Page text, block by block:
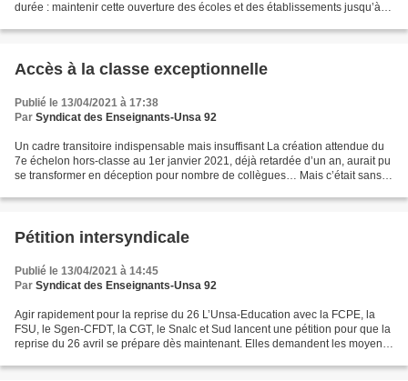
durée : maintenir cette ouverture des écoles et des établissements jusqu’à la
Accès à la classe exceptionnelle
Publié le 13/04/2021 à 17:38
Par Syndicat des Enseignants-Unsa 92
Un cadre transitoire indispensable mais insuffisant La création attendue du
7e échelon hors-classe au 1er janvier 2021, déjà retardée d’un an, aurait pu
se transformer en déception pour nombre de collègues… Mais c’était sans
Pétition intersyndicale
Publié le 13/04/2021 à 14:45
Par Syndicat des Enseignants-Unsa 92
Agir rapidement pour la reprise du 26 L’Unsa-Education avec la FCPE, la
FSU, le Sgen-CFDT, la CGT, le Snalc et Sud lancent une pétition pour que la
reprise du 26 avril se prépare dès maintenant. Elles demandent les moyens